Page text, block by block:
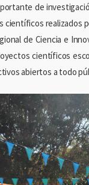
de
científicos realizados
de Ciencia e
científicos
abiertos a todo